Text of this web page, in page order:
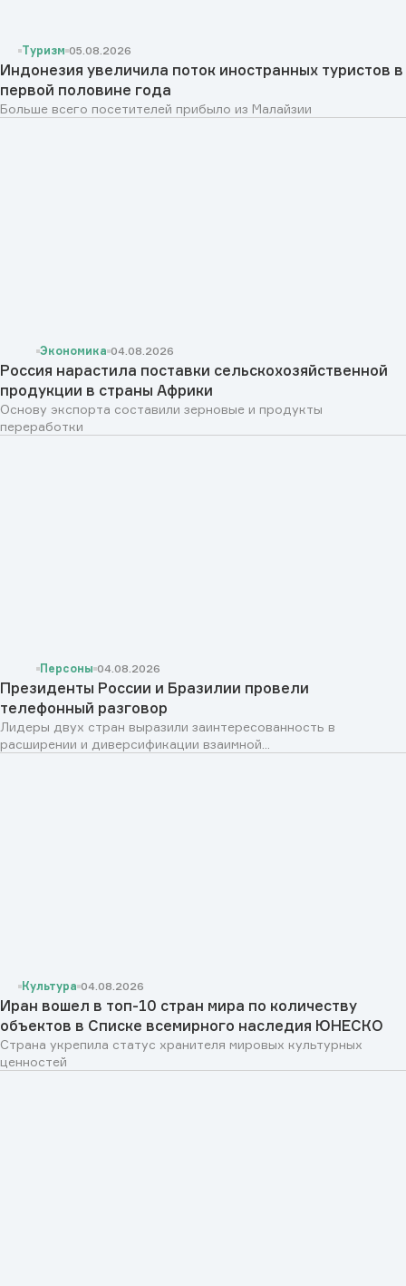
Туризм 05.08.2026
Индонезия увеличила поток иностранных туристов в
первой половине года
Больше всего посетителей прибыло из Малайзии
Экономика 04.08.2026
Россия нарастила поставки сельскохозяйственной
продукции в страны Африки
Основу экспорта составили зерновые и продукты
переработки
Персоны 04.08.2026
Президенты России и Бразилии провели
телефонный разговор
Лидеры двух стран выразили заинтересованность в
расширении и диверсификации взаимной...
Культура 04.08.2026
Иран вошел в топ-10 стран мира по количеству
объектов в Списке всемирного наследия ЮНЕСКО
Страна укрепила статус хранителя мировых культурных
ценностей